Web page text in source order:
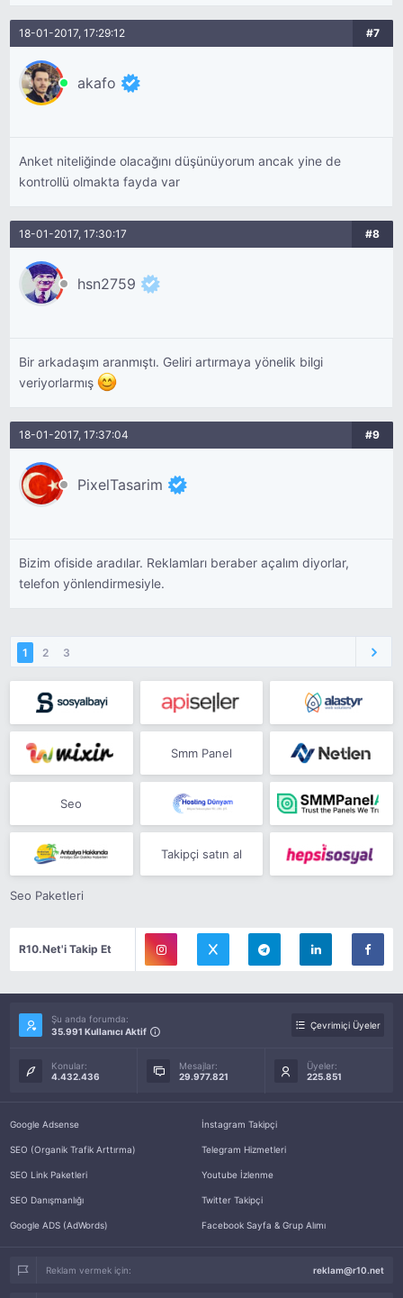
18-01-2017, 17:29:12 #7
akafo
Anket niteliğinde olacağını düşünüyorum ancak yine de
kontrollü olmakta fayda var
18-01-2017, 17:30:17 #8
hsn2759
Bir arkadaşım aranmıştı. Geliri artırmaya yönelik bilgi
veriyorlarmış
18-01-2017, 17:37:04 #9
PixelTasarim
Bizim ofiside aradılar. Reklamları beraber açalım diyorlar,
telefon yönlendirmesiyle.
1 2 3
Smm Panel
Seo
Takipçi satın al
Seo Paketleri
R10.Net'i Takip Et
Şu anda forumda:
35.991 Kullanıcı Aktif
Çevrimiçi Üyeler
Konular:
4.432.436
Mesajlar:
29.977.821
Üyeler:
225.851
Google Adsense
SEO (Organik Trafik Arttırma)
SEO Link Paketleri
SEO Danışmanlığı
Google ADS (AdWords)
İnstagram Takipçi
Telegram Hizmetleri
Youtube İzlenme
Twitter Takipçi
Facebook Sayfa & Grup Alımı
Reklam vermek için: reklam@r10.net